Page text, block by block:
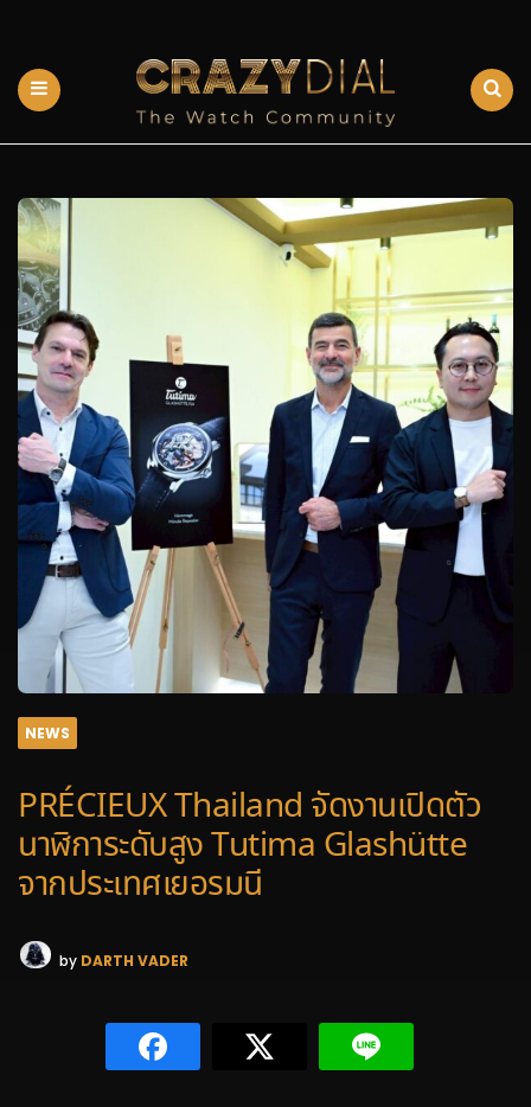
NEWS
PRÉCIEUX Thailand จัดงานเปิดตัว
นาฬิการะดับสูง Tutima Glashütte
จากประเทศเยอรมนี
by DARTH VADER